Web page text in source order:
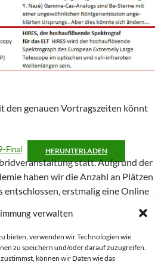
verwalten
bieten, verwenden wir Technologien wie
zu speichern und/oder darauf zuzugreifen.
können wir Daten wie das
den genauen Vortragszeiten könnt
Final HERUNTERLADEN
statt. Aufgrund der
haben wir die Anzahl an Plätzen
erstmalig eine Online
Hygienevorschriften und Beachtung
getestet) statt.